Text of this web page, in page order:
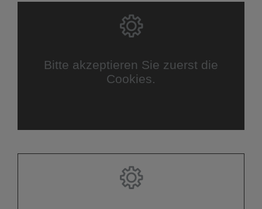
Bitte akzeptieren Sie zuerst die
Cookies.